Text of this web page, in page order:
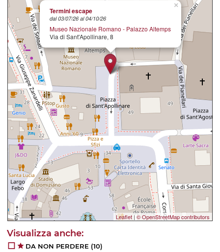
×
Termini escape
dal 03/07/26 al 04/10/26
Museo Nazionale Romano - Palazzo Altemps
Via di Sant'Apollinare, 8
Leaflet|© OpenStreetMap contributors
DA NON PERDERE (10)